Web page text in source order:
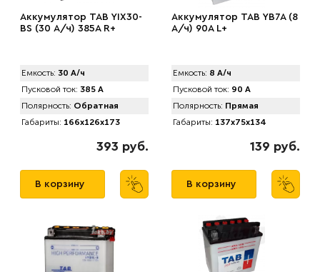
Аккумулятор TAB YIX30-
BS (30 А/ч) 385A R+
Емкость: 30 А/ч
Пусковой ток: 385 А
Полярность: Обратная
Габариты: 166x126x173
393 руб.
В корзину
Аккумулятор TAB YB7A (8
А/ч) 90A L+
Емкость: 8 А/ч
Пусковой ток: 90 А
Полярность: Прямая
Габариты: 137x75x134
139 руб.
В корзину